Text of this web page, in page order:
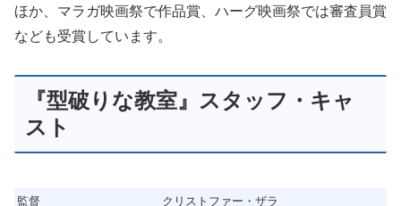
ほか、マラガ映画祭で作品賞、ハーグ映画祭では審査員賞
なども受賞しています。
『型破りな教室』スタッフ・キャ
スト
監督
クリストファー・ザラ